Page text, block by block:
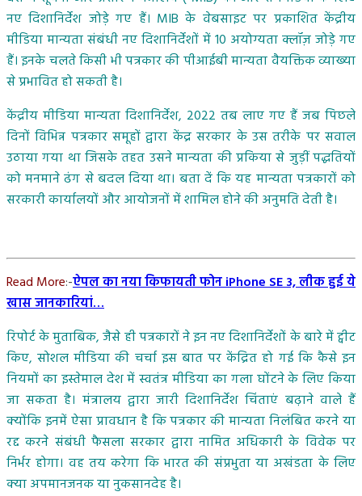
नए दिशानिर्देश जोड़े गए हैं। MIB के वेबसाइट पर प्रकाशित केंद्रीय
मीडिया मान्यता संबंधी नए दिशानिर्देशों में 10 अयोग्यता क्लॉज़ जोड़े गए
हैं। इनके चलते किसी भी पत्रकार की पीआईबी मान्यता वैयक्तिक व्याख्या
से प्रभावित हो सकती है।
केंद्रीय मीडिया मान्यता दिशानिर्देश, 2022 तब लाए गए हैं जब पिछले
दिनों विभिन्न पत्रकार समूहों द्वारा केंद्र सरकार के उस तरीके पर सवाल
उठाया गया था जिसके तहत उसने मान्यता की प्रकिया से जुड़ीं पद्धतियों
को मनमाने ढंग से बदल दिया था। बता दें कि यह मान्यता पत्रकारों को
सरकारी कार्यालयों और आयोजनों में शामिल होने की अनुमति देती है।
Read More:-ऐपल का नया किफायती फोन iPhone SE 3, लीक हुई ये
खास जानकारियां…
रिपोर्ट के मुताबिक, जैसे ही पत्रकारों ने इन नए दिशानिर्देशों के बारे में ट्वीट
किए, सोशल मीडिया की चर्चा इस बात पर केंद्रित हो गई कि कैसे इन
नियमों का इस्तेमाल देश में स्वतंत्र मीडिया का गला घोंटने के लिए किया
जा सकता है। मंत्रालय द्वारा जारी दिशानिर्देश चिंताएं बढ़ाने वाले हैं
क्योंकि इनमें ऐसा प्रावधान है कि पत्रकार की मान्यता निलंबित करने या
रद्द करने संबंधी फैसला सरकार द्वारा नामित अधिकारी के विवेक पर
निर्भर होगा। वह तय करेगा कि भारत की संप्रभुता या अखंडता के लिए
क्या अपमानजनक या नुकसानदेह है।